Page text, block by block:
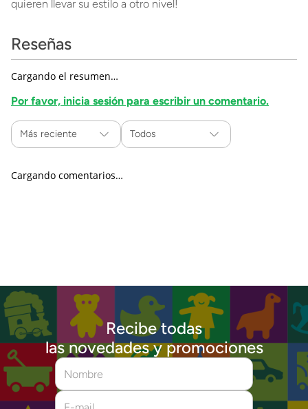
quieren llevar su estilo a otro nivel!
Reseñas
Cargando el resumen…
Por favor, inicia sesión para escribir un comentario.
Más reciente Todos
Cargando comentarios…
Recibe todas
las novedades y promociones